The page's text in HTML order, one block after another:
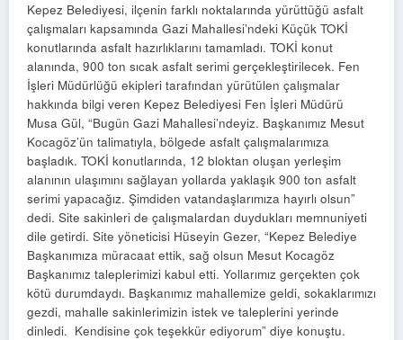
Kepez Belediyesi, ilçenin farklı noktalarında yürüttüğü asfalt
çalışmaları kapsamında Gazi Mahallesi’ndeki Küçük TOKİ
konutlarında asfalt hazırlıklarını tamamladı. TOKİ konut
alanında, 900 ton sıcak asfalt serimi gerçekleştirilecek. Fen
İşleri Müdürlüğü ekipleri tarafından yürütülen çalışmalar
hakkında bilgi veren Kepez Belediyesi Fen İşleri Müdürü
Musa Gül, “Bugün Gazi Mahallesi’ndeyiz. Başkanımız Mesut
Kocagöz’ün talimatıyla, bölgede asfalt çalışmalarımıza
başladık. TOKİ konutlarında, 12 bloktan oluşan yerleşim
alanının ulaşımını sağlayan yollarda yaklaşık 900 ton asfalt
serimi yapacağız. Şimdiden vatandaşlarımıza hayırlı olsun”
dedi. Site sakinleri de çalışmalardan duydukları memnuniyeti
dile getirdi. Site yöneticisi Hüseyin Gezer, “Kepez Belediye
Başkanımıza müracaat ettik, sağ olsun Mesut Kocagöz
Başkanımız taleplerimizi kabul etti. Yollarımız gerçekten çok
kötü durumdaydı. Başkanımız mahallemize geldi, sokaklarımızı
gezdi, mahalle sakinlerimizin istek ve taleplerini yerinde
dinledi. Kendisine çok teşekkür ediyorum” diye konuştu.